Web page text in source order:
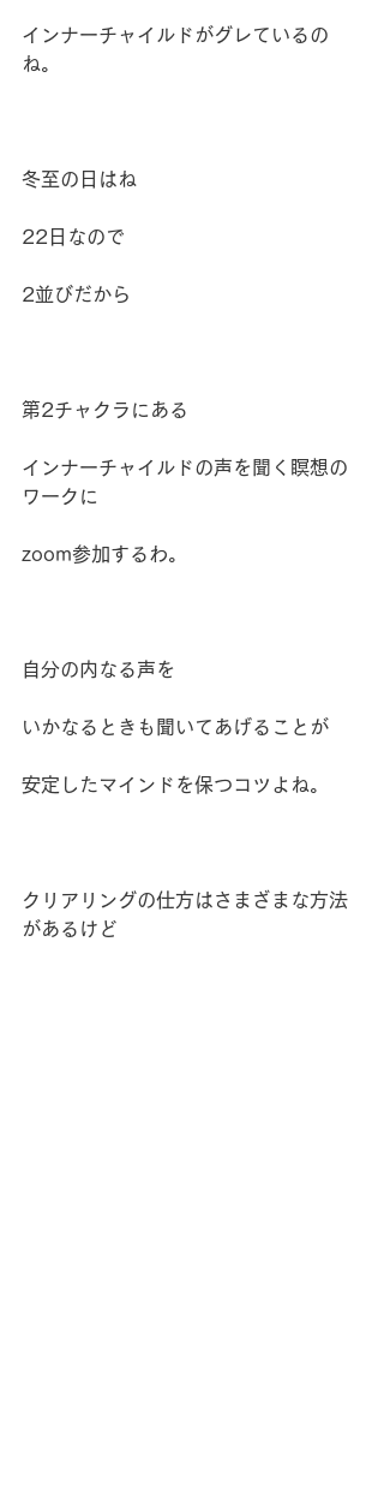
インナーチャイルドがグレているの
ね。
冬至の日はね
22日なので
2並びだから
第2チャクラにある
インナーチャイルドの声を聞く瞑想の
ワークに
zoom参加するわ。
自分の内なる声を
いかなるときも聞いてあげることが
安定したマインドを保つコツよね。
クリアリングの仕方はさまざまな方法
があるけど